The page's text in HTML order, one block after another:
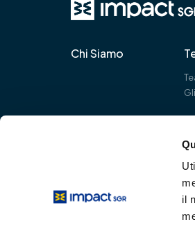
il
Chi Siamo
Via Filippo Turati, 25 – 20121
+39.02.38.25.51.90